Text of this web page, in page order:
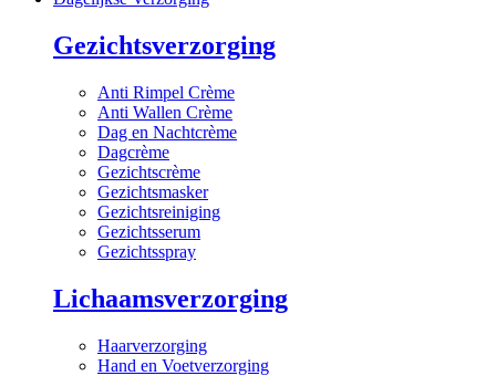
Gezichtsverzorging
Anti Rimpel Crème
Anti Wallen Crème
Dag en Nachtcrème
Dagcrème
Gezichtscrème
Gezichtsmasker
Gezichtsreiniging
Gezichtsserum
Gezichtsspray
Lichaamsverzorging
Haarverzorging
Hand en Voetverzorging